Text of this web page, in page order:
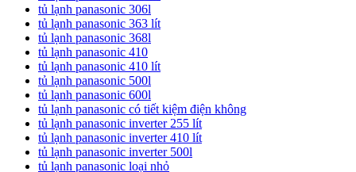
tủ lạnh panasonic 306l
tủ lạnh panasonic 363 lít
tủ lạnh panasonic 368l
tủ lạnh panasonic 410
tủ lạnh panasonic 410 lít
tủ lạnh panasonic 500l
tủ lạnh panasonic 600l
tủ lạnh panasonic có tiết kiệm điện không
tủ lạnh panasonic inverter 255 lít
tủ lạnh panasonic inverter 410 lít
tủ lạnh panasonic inverter 500l
tủ lạnh panasonic loại nhỏ